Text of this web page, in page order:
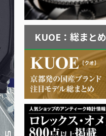
KUOE：総まとめ